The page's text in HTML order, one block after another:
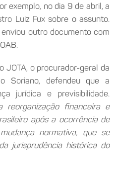
exemplo, no dia 9 de abril, a
Luiz Fux sobre o assunto.
outro documento com
JOTA, o procurador-geral da
Soriano, defendeu que a
jurídica e previsibilidade.
reorganização financeira e
após a ocorrência de
normativa, que se
jurisprudência histórica do